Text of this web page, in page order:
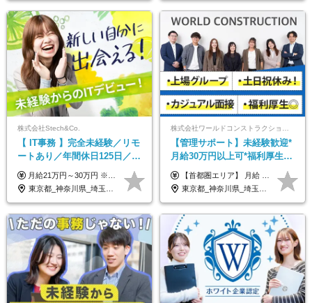
株式会社Stech&Co.
【 IT事務 】完全未経験／リモ
ートあり／年間休日125日／残
業なし／産休育休あり／服
装・髪型自由／毎年昇給
月給21万円～30万円 ※試用期間3ヶ月間の待遇に変動はありません。 ※みなし残業代(月20時間分29,725円～)を含む。（※超過分は追加支給）
東京都_神奈川県_埼玉県_千葉県_大阪府_愛知県_北海道_青森県_岩手県_宮城県_秋田県_山形県_福島県_茨城県_栃木県_群馬県_新潟県_山梨県_長野県_富山県_石川県_福井県_静岡県_岐阜県_三重県_兵庫県_京都府_滋賀県_奈良県_和歌山県_広島県_岡山県_鳥取県_島根県_山口県_徳島県_香川県_愛媛県_高知県_福岡県_熊本県_佐賀県_長崎県_大分県_宮崎県_鹿児島県_沖縄県
株式会社ワールドコンストラクション 【東証一部】 (ワールドホールディングス・グループ)
【管理サポート】未経験歓迎*
月給30万円以上可*福利厚生が
充実！
【首都圏エリア】 月給 291,800円以上 ＋ 各種手当 【北関東エリア】 月給 264,260円以上 ＋ 各種手当 【関西・四国エリア】 月給 278,040円以上 ＋ 各種手当 【中部エリア】 月給 278,040円以上 ＋ 各種手当 【北海道・東北エリア】 月給 247,000円以上 ＋ 各種手当 【九州エリア】 月給 235,540円以上 ＋ 各種手当 【中国エリア】 月給 250,460 円以上 ＋ 各種手当 ※全て年齢・経験・能力などを考慮します。 ※試用期間3ヶ月あり。その間の待遇に変動はありません。 ※固定残業代（20時間分）を含む 首都圏／37,800円以上 北関東／34,260円以上 関西・四国／36,040円以上 中部／36,040円以上 北海道・東北／32,000円以上 九州／30,540円以上 中国／32,460円以上 ※超過分は全額支給 初年度の年収 400万円～900万円
東京都_神奈川県_埼玉県_千葉県_大阪府_愛知県_北海道_青森県_岩手県_宮城県_秋田県_山形県_福島県_茨城県_栃木県_群馬県_新潟県_山梨県_長野県_富山県_石川県_福井県_静岡県_岐阜県_三重県_兵庫県_京都府_滋賀県_奈良県_和歌山県_広島県_岡山県_鳥取県_島根県_山口県_徳島県_香川県_愛媛県_高知県_福岡県_熊本県_佐賀県_長崎県_大分県_宮崎県_鹿児島県_沖縄県